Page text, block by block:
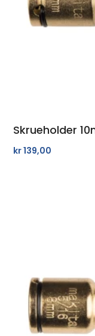
Skrueholder
kr139,00